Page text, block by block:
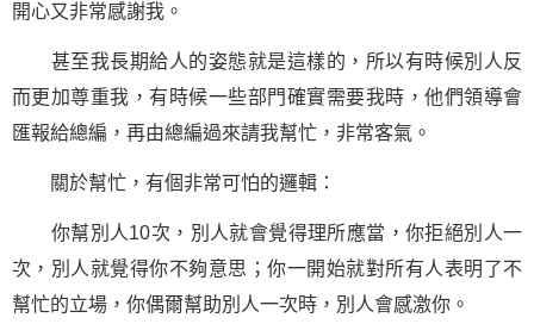
開心又非常感謝我。
甚至我長期給人的姿態就是這樣的，所以有時候別人反
而更加尊重我，有時候一些部門確實需要我時，他們領導會
匯報給總編，再由總編過來請我幫忙，非常客氣。
關於幫忙，有個非常可怕的邏輯：
你幫別人10次，別人就會覺得理所應當，你拒絕別人一
次，別人就覺得你不夠意思；你一開始就對所有人表明了不
幫忙的立場，你偶爾幫助別人一次時，別人會感激你。